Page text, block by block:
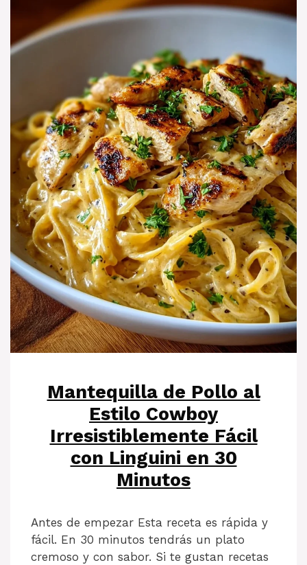
Mantequilla de Pollo al
Estilo Cowboy
Irresistiblemente Fácil
con Linguini en 30
Minutos
Antes de empezar Esta receta es rápida y
fácil. En 30 minutos tendrás un plato
cremoso y con sabor. Si te gustan recetas